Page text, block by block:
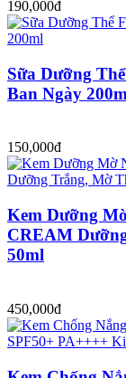
190,000đ
Sữa Dưỡng
Ban Ngày
150,000đ
Kem Dưỡng
CREAM
50ml
450,000đ